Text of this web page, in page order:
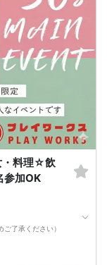
格好でおこしになら
のお申し込みからに
や開催判断人数を下
ださい。
どで当日の参加人
り店員に「街コン
願いします。
の対象年齢でない
ます。
セルは出来ません。
断いたします。
・料理☆飲
参加OK
了承ください）
。